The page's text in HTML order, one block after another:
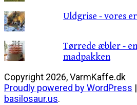
Uldgrise - vores
Tørrede æbler -
madpakken
Copyright 2026, VarmKaffe.dk
Proudly powered by WordPress |
basilosaur.us.